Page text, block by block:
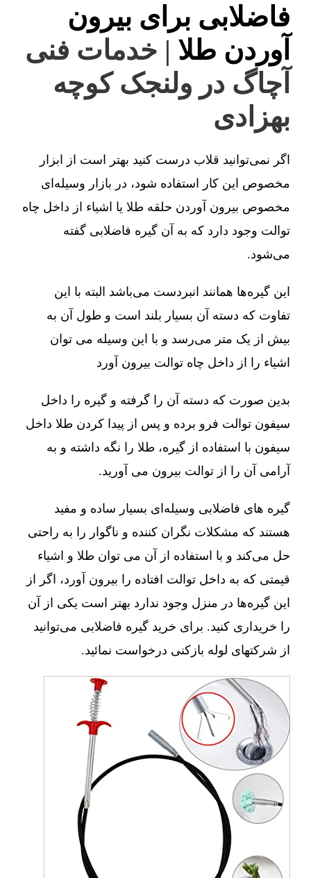
فاضلابی برای بیرون
آوردن طلا | خدمات فنی
آچاگ در ولنجک کوچه
بهزادی
اگر نمی‌توانید قلاب درست کنید بهتر است از ابزار
مخصوص این کار استفاده شود، در بازار وسیله‌ای
مخصوص بیرون آوردن حلقه طلا یا اشیاء از داخل چاه
توالت وجود دارد که به آن گیره فاضلابی گفته
می‌شود.
این گیره‌ها همانند انبردست می‌باشد البته با این
تفاوت که دسته آن بسیار بلند است و طول آن به
بیش از یک متر می‌رسد و با این وسیله می توان
اشیاء را از داخل چاه توالت بیرون آورد
بدین صورت که دسته آن را گرفته و گیره را داخل
سیفون توالت فرو برده و پس از پیدا کردن طلا داخل
سیفون با استفاده از گیره، طلا را نگه داشته و به
آرامی آن را از توالت بیرون می آورید.
گیره های فاضلابی وسیله‌ای بسیار ساده و مفید
هستند که مشکلات نگران کننده و ناگوار را به راحتی
حل می‌کند و با استفاده از آن می توان طلا و اشیاء
قیمتی که به داخل توالت افتاده را بیرون آورد، اگر از
این گیره‌ها در منزل وجود ندارد بهتر است یکی از آن
را خریداری کنید. برای خرید گیره فاضلابی می‌توانید
از شرکتهای لوله بازکنی درخواست نمائید.